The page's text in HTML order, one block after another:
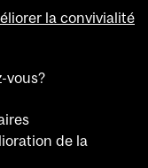
la convivialité
vous?
de la